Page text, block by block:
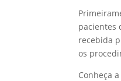
pacientes
recebida
os
Conheça